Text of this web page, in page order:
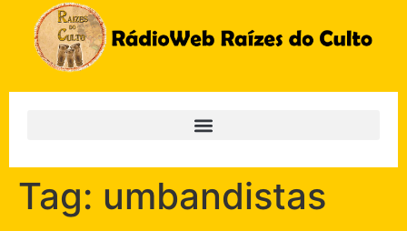
Tag: umbandistas